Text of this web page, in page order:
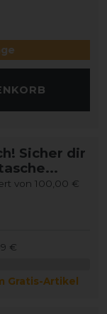
Sicher dir
von 100,00 €
€
Gratis-Artikel